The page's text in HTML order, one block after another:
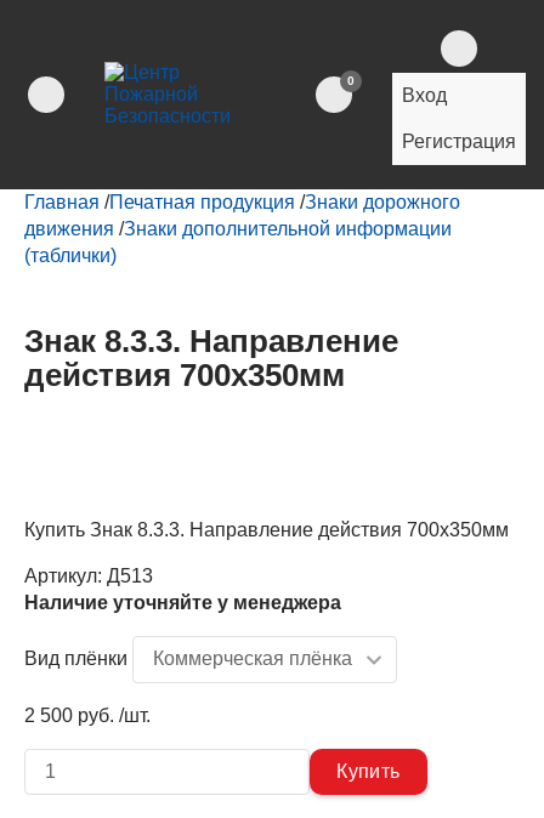
0
Вход
Регистрация
Главная /Печатная продукция /Знаки дорожного
движения /Знаки дополнительной информации
(таблички)
Знак 8.3.3. Направление
действия 700х350мм
Купить Знак 8.3.3. Направление действия 700х350мм
Артикул: Д513
Наличие уточняйте у менеджера
Вид плёнки
2 500 руб. /шт.